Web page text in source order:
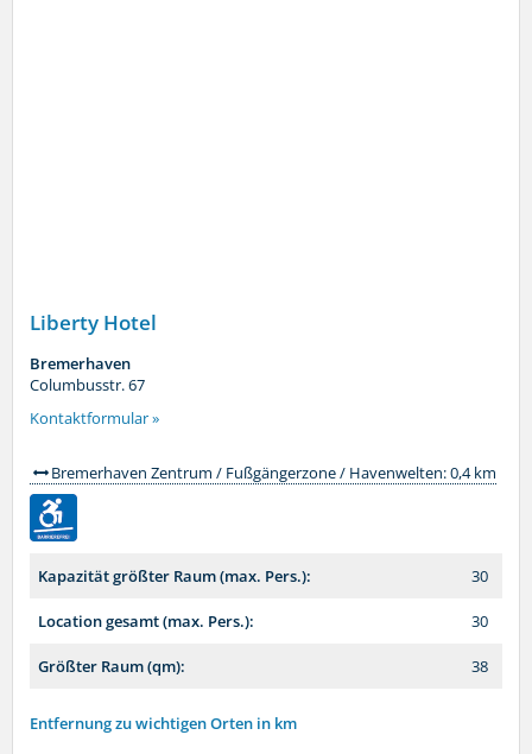
Liberty Hotel
Bremerhaven
Columbusstr. 67
Kontaktformular »
Bremerhaven Zentrum / Fußgängerzone / Havenwelten: 0,4 km
Kapazität größter Raum (max. Pers.): 30
Location gesamt (max. Pers.): 30
Größter Raum (qm): 38
Entfernung zu wichtigen Orten in km